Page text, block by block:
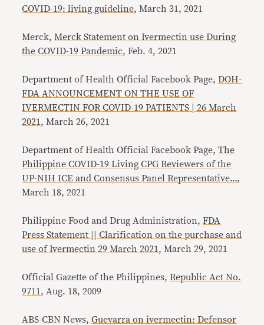
COVID-19: living guideline, March 31, 2021
Merck, Merck Statement on Ivermectin use During
the COVID-19 Pandemic, Feb. 4, 2021
Department of Health Official Facebook Page,DOH-
FDA ANNOUNCEMENT ON THE USE OF
IVERMECTIN FOR COVID-19 PATIENTS | 26 March
2021 , March 26, 2021
Department of Health Official Facebook Page,The
Philippine COVID-19 Living CPG Reviewers of the
UP-NIH ICE and Consensus Panel Representative…,
March 18, 2021
Philippine Food and Drug Administration,FDA
Press Statement || Clarification on the purchase and
use of Ivermectin 29 March 2021 , March 29, 2021
Official Gazette of the Philippines,Republic Act No.
9711 , Aug. 18, 2009
ABS-CBN News,Guevarra on ivermectin: Defensor